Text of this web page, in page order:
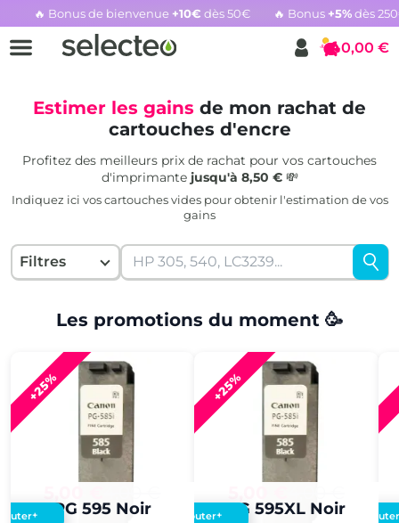
🔥 Bonus de bienvenue +10€ dès 50€ 🔥 Bonus +5%dès
Rachat cartouche vide, voir l'offre promotionnelle
Panier
0,00 €
Estimer les gains de mon rachat de
cartouches d'encre
Profitez des meilleurs prix de rachat pour vos cartouches
d'imprimante jusqu'à 8,50 €💸
Indiquez ici vos cartouches vides pour obtenir l'estimation de vos
gains
Filtres
Les promotions du moment 🥳
+25%
PG 595 Noir
+
+25%
PG 595XL Noir
Ajouter+